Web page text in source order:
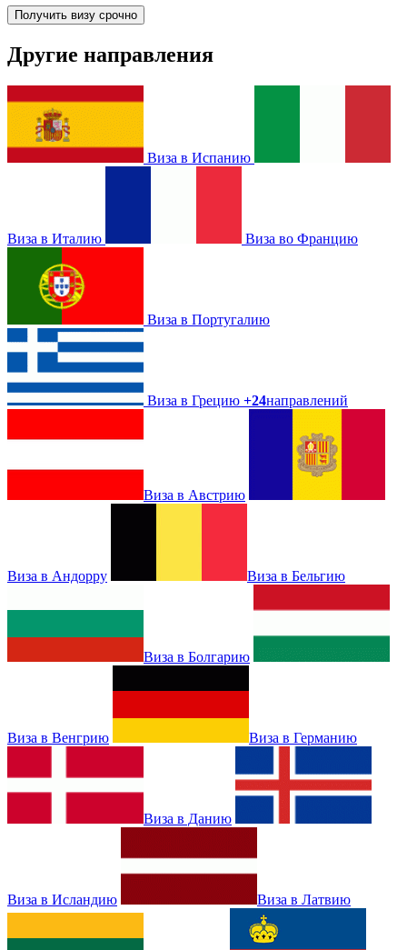
Получить визу срочно
Другие направления
Виза в Испанию
Виза в Италию Виза во Францию
Виза в Португалию
Виза в Грецию +24направлений
Виза в Австрию
Виза в Андорру Виза в Бельгию
Виза в Болгарию
Виза в Венгрию Виза в Германию
Виза в Данию
Виза в Исландию Виза в Латвию